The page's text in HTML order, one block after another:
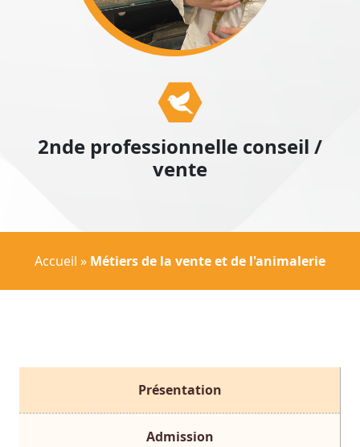
2nde professionnelle conseil /
vente
Accueil » Métiers de la vente et de l'animalerie
Présentation
Admission